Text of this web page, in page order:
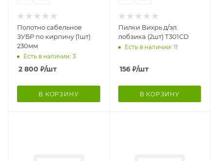
Полотно сабельное
ЗУБР по кирпичу (1шт)
230мм
Есть в наличии: 3
2 800 ₽/шт
В КОРЗИНУ
Пилки Вихрь д/эл.
лобзика (2шт) Т301CD
Есть в наличии: 11
156₽/шт
В КОРЗИНУ